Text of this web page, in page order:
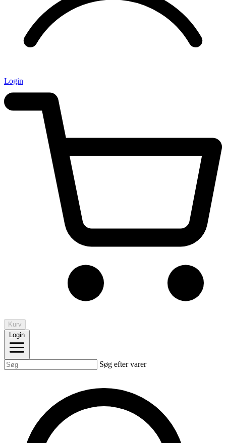
Login
Kurv
Login
Søg efter varer